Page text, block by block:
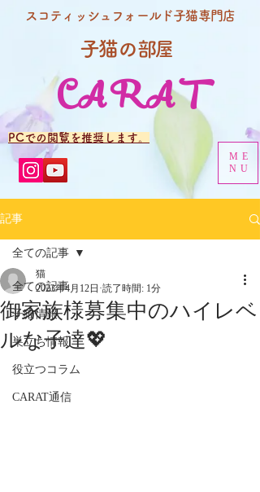
スコティッシュフォールド子猫専門店
子猫の部屋
PCでの閲覧を推奨します。
CARAT
ME
NU
記事
全ての記事
子猫情報
巣立ち情報
役立つコラム
CARAT通信
全ての記事
御家族様募集中のハイレベ
ルな子達💖
猫
2023年4月12日 読了時間: 1分